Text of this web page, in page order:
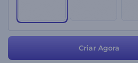
Criar Agora